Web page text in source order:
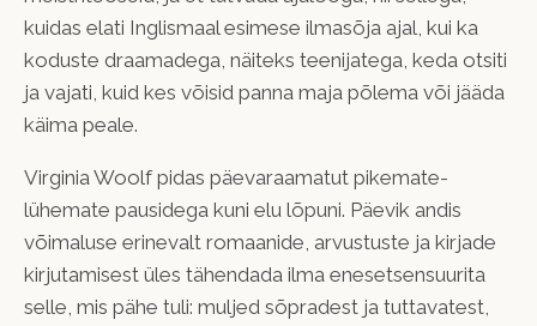
kuidas elati Inglismaal esimese ilmasõja ajal, kui ka
koduste draamadega, näiteks teenijatega, keda otsiti
ja vajati, kuid kes võisid panna maja põlema või jääda
käima peale.
Virginia Woolf pidas päevaraamatut pikemate-
lühemate pausidega kuni elu lõpuni. Päevik andis
võimaluse erinevalt romaanide, arvustuste ja kirjade
kirjutamisest üles tähendada ilma enesetsensuurita
selle, mis pähe tuli: muljed sõpradest ja tuttavatest,